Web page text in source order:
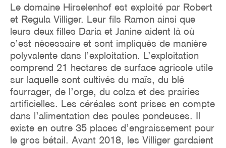
Le domaine Hirselenhof est exploité par Robert
et Regula Villiger. Leur fils Ramon ainsi que
leurs deux filles Daria et Janine aident là où
c’est nécessaire et sont impliqués de manière
polyvalente dans l’exploitation. L’exploitation
comprend 21 hectares de surface agricole utile
sur laquelle sont cultivés du maïs, du blé
fourrager, de l’orge, du colza et des prairies
artificielles. Les céréales sont prises en compte
dans l’alimentation des poules pondeuses. Il
existe en outre 35 places d’engraissement pour
le gros bétail. Avant 2018, les Villiger gardaient